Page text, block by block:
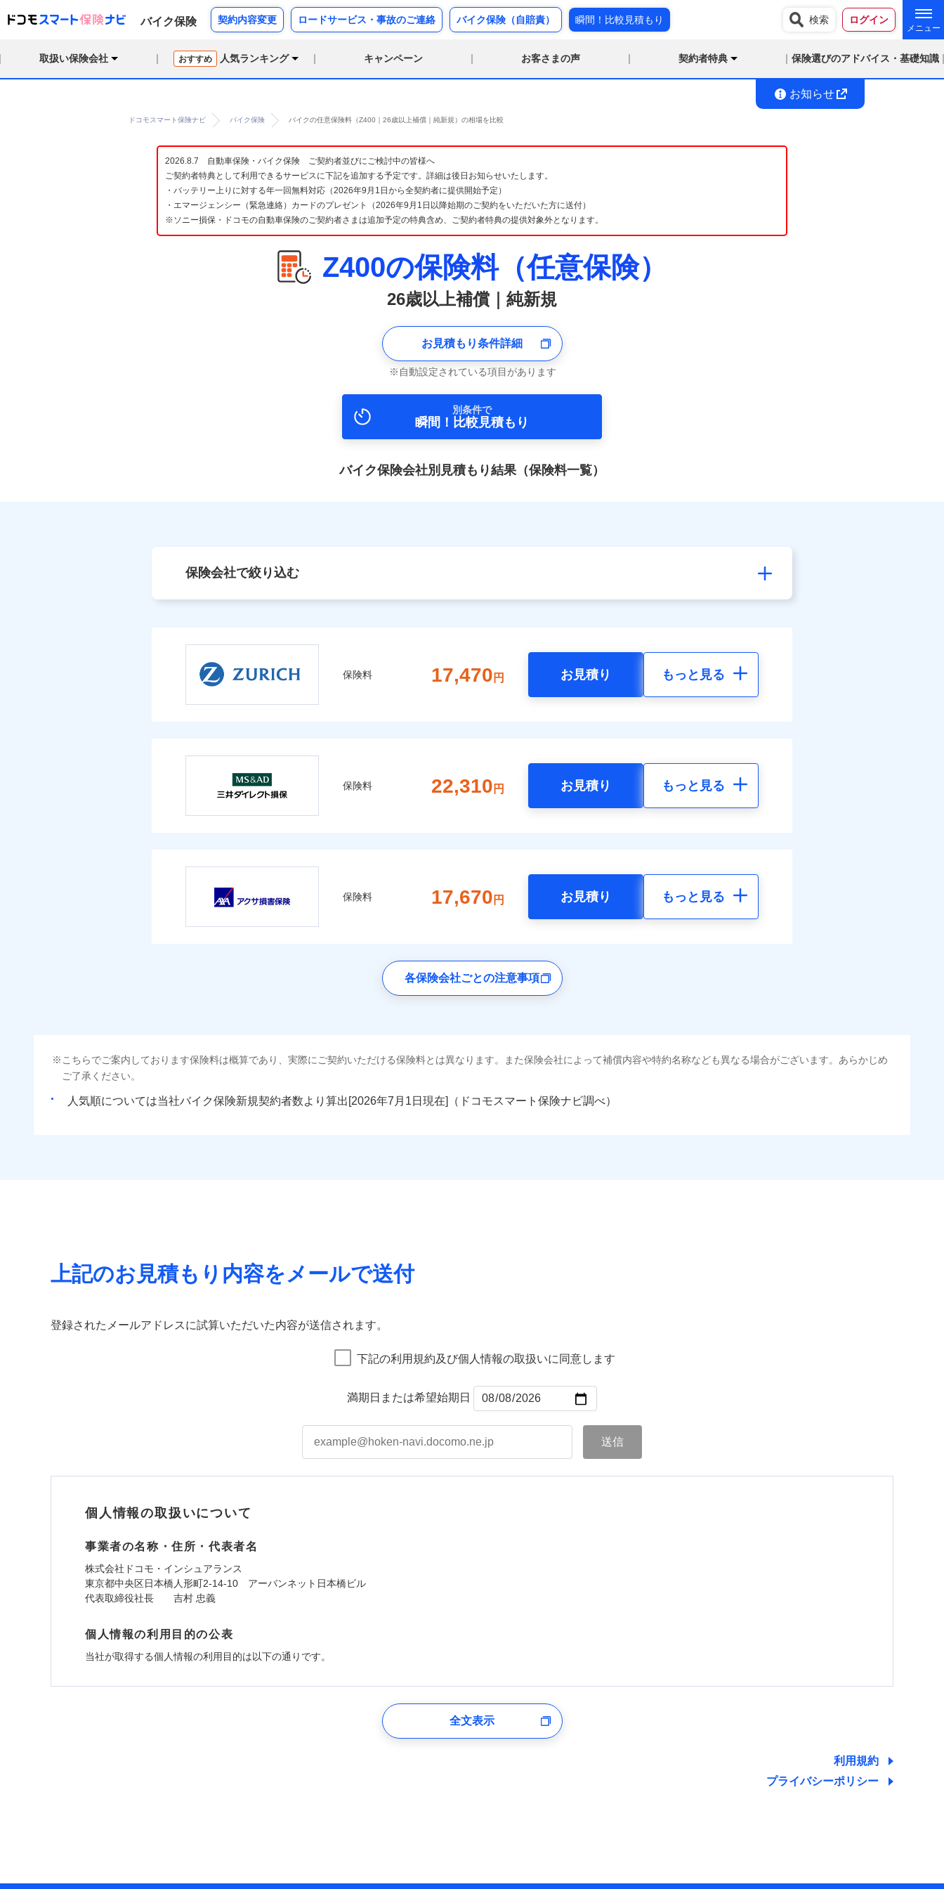
バイク保険 契約内容変更 ロードサービス・事故のご連絡 バイク保険（自賠責） 瞬間！比較見積もり 検索 ログイン
取扱い保険会社 おすすめ 人気ランキング キャンペーン お客さまの声 契約者特典 保険選びのアドバイス・基礎知識
お知らせ
ドコモスマート保険ナビ バイク保険 バイクの任意保険料（Z400｜26歳以上補償｜純新規）の相場を比較
2026.8.7 自動車保険・バイク保険 ご契約者並びにご検討中の皆様へ
ご契約者特典として利用できるサービスに下記を追加する予定です。詳細は後日お知らせいたします。
・バッテリー上りに対する年一回無料対応（2026年9月1日から全契約者に提供開始予定）
・エマージェンシー（緊急連絡）カードのプレゼント（2026年9月1日以降始期のご契約をいただいた方に送付）
※ソニー損保・ドコモの自動車保険のご契約者さまは追加予定の特典含め、ご契約者特典の提供対象外となります。
Z400の保険料（任意保険）
26歳以上補償｜純新規
お見積もり条件詳細
自動設定されている項目があります
別条件で
瞬間！比較見積もり
バイク保険会社別見積もり結果（保険料一覧）
保険会社で絞り込む
保険料 17,470 円 お見積り もっと見る
保険料 22,310 円 お見積り もっと見る
保険料 17,670 円 お見積り もっと見る
各保険会社ごとの注意事項
こちらでご案内しております保険料は概算であり、実際にご契約いただける保険料とは異なります。また保険会社によって補償内容や特約名称なども異なる場合がございます。あらかじめ
ご了承ください。
人気順については当社 新規契約者数より算出[ 年 月 日現在]（ドコモスマート保険ナビ調べ）
上記のお見積もり内容をメールで送付
登録されたメールアドレスに試算いただいた内容が送信されます。
下記の利用規約及び個人情報の取扱いに同意します
満期日または希望始期日
個人情報の取扱いについて
事業者の名称・住所・代表者名
株式会社ドコモ・インシュアランス
東京都中央区日本橋人形町2-14-10 アーバンネット日本橋ビル
代表取締役社長 吉村 忠義
個人情報の利用目的の公表
当社が取得する個人情報の利用目的は以下の通りです。
郵便、電話、およびＥメール等により、当社と取引のあるもしくは委託を受けている保険会社・提携会社の保険その他に関する情報を提供し、金融商品等の契約を勧奨するた
め、また維持管理等の委託業務遂行のため、またそれらに付帯、関連する当社および提携会社のサービスを案内、提供するため
全文表示
利用規約
プライバシーポリシー